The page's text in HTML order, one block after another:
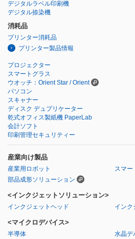
デジタルラベル印刷機
デジタル捺染機
消耗品
プリンター消耗品
プリンター製品情報
プロジェクター
スマートグラス
ウオッチ：Orient Star / Orient
パソコン
スキャナー
ディスク デュプリケーター
乾式オフィス製紙機 PaperLab
会計ソフト
印刷管理セキュリティー
産業向け製品
産業用ロボット
スマー
部品成形ソリューション
<インクジェットソリューション>
インクジェットヘッド インク
<マイクロデバイス>
半導体
水晶デ